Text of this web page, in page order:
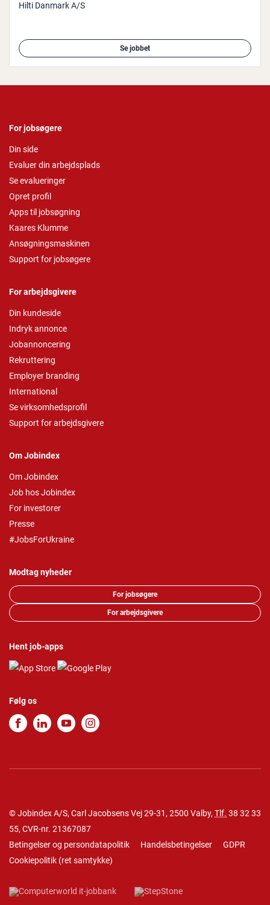
Hilti Danmark A/S
Se jobbet
For jobsøgere
Din side
Evaluer din arbejdsplads
Se evalueringer
Opret profil
Apps til jobsøgning
Kaares Klumme
Ansøgningsmaskinen
Support for jobsøgere
For arbejdsgivere
Din kundeside
Indryk annonce
Jobannoncering
Rekruttering
Employer branding
International
Se virksomhedsprofil
Support for arbejdsgivere
Om Jobindex
Om Jobindex
Job hos Jobindex
For investorer
Presse
#JobsForUkraine
Modtag nyheder
For jobsøgere
For arbejdsgivere
Hent job-apps
Følg os
© Jobindex A/S, Carl Jacobsens Vej 29-31, 2500 Valby, Tlf. 38 32 33
55, CVR-nr. 21367087
Betingelser og persondatapolitik
Handelsbetingelser
GDPR
Cookiepolitik (ret samtykke)